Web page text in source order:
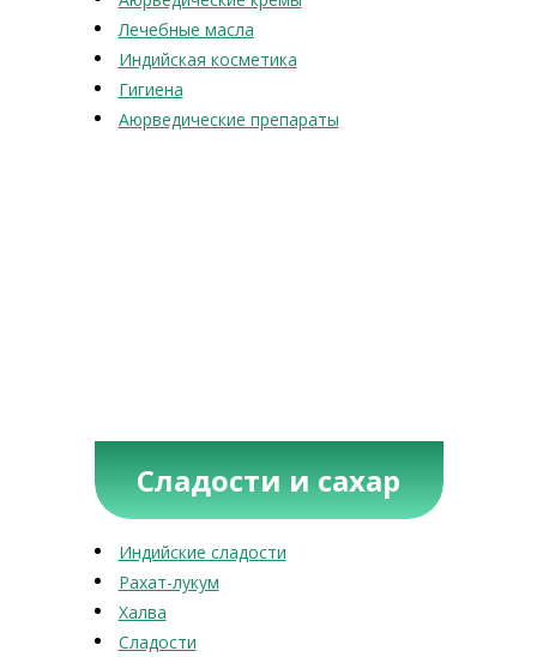
Лечебные масла
Индийская косметика
Гигиена
Аюрведические препараты
Сладости и сахар
Индийские сладости
Рахат-лукум
Халва
Сладости